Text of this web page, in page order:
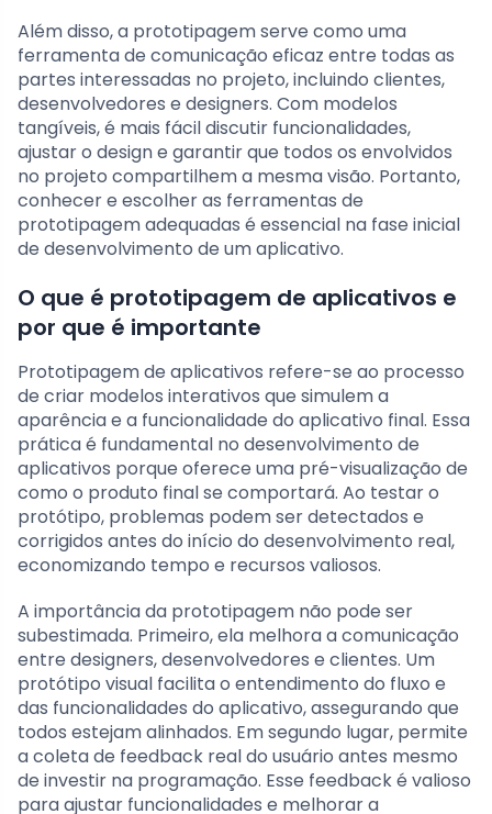
Além disso, a prototipagem serve como uma
ferramenta de comunicação eficaz entre todas as
partes interessadas no projeto, incluindo clientes,
desenvolvedores e designers. Com modelos
tangíveis, é mais fácil discutir funcionalidades,
ajustar o design e garantir que todos os envolvidos
no projeto compartilhem a mesma visão. Portanto,
conhecer e escolher as ferramentas de
prototipagem adequadas é essencial na fase inicial
de desenvolvimento de um aplicativo.
O que é prototipagem de aplicativos e
por que é importante
Prototipagem de aplicativos refere-se ao processo
de criar modelos interativos que simulem a
aparência e a funcionalidade do aplicativo final. Essa
prática é fundamental no desenvolvimento de
aplicativos porque oferece uma pré-visualização de
como o produto final se comportará. Ao testar o
protótipo, problemas podem ser detectados e
corrigidos antes do início do desenvolvimento real,
economizando tempo e recursos valiosos.
A importância da prototipagem não pode ser
subestimada. Primeiro, ela melhora a comunicação
entre designers, desenvolvedores e clientes. Um
protótipo visual facilita o entendimento do fluxo e
das funcionalidades do aplicativo, assegurando que
todos estejam alinhados. Em segundo lugar, permite
a coleta de feedback real do usuário antes mesmo
de investir na programação. Esse feedback é valioso
para ajustar funcionalidades e melhorar a